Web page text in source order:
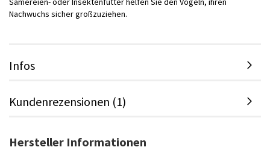
Nachwuchs sicher großzuziehen.
Infos
Kundenrezensionen (1)
Hersteller Informationen